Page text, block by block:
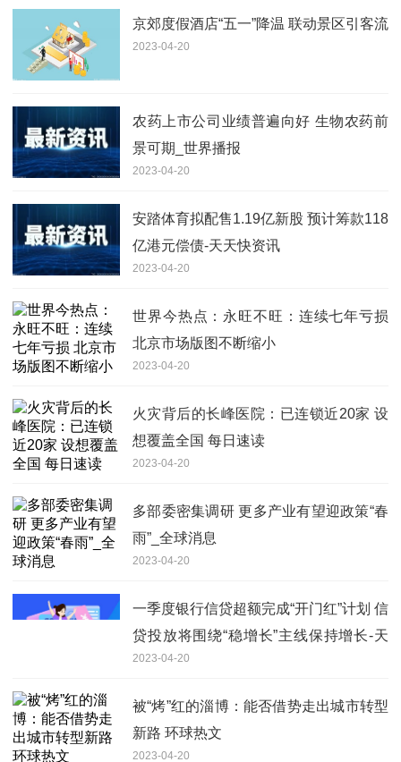
京郊度假酒店“五一”降温 联动景区引客流
2023-04-20
农药上市公司业绩普遍向好 生物农药前
景可期_世界播报
2023-04-20
安踏体育拟配售1.19亿新股 预计筹款118
亿港元偿债-天天快资讯
2023-04-20
世界今热点：永旺不旺：连续七年亏损
北京市场版图不断缩小
2023-04-20
火灾背后的长峰医院：已连锁近20家 设
想覆盖全国 每日速读
2023-04-20
多部委密集调研 更多产业有望迎政策“春
雨”_全球消息
2023-04-20
一季度银行信贷超额完成“开门红”计划 信
贷投放将围绕“稳增长”主线保持增长-天
天动态
2023-04-20
被“烤”红的淄博：能否借势走出城市转型
新路 环球热文
2023-04-20